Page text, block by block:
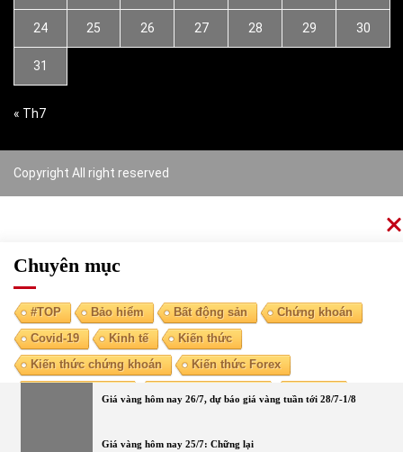
Giá vàng hôm nay 26/7, dự báo giá vàng tuần tới 28/7-1/8
Giá vàng hôm nay 25/7: Chững lại
24 25 26 27 28 29 30
31
« Th7
Copyright All right reserved
Chuyên mục
#TOP Bảo hiểm Bất động sản
Chứng khoán
Covid-19
Kinh tế
Kiến thức
Kiến thức chứng khoán
Kiến thức Forex